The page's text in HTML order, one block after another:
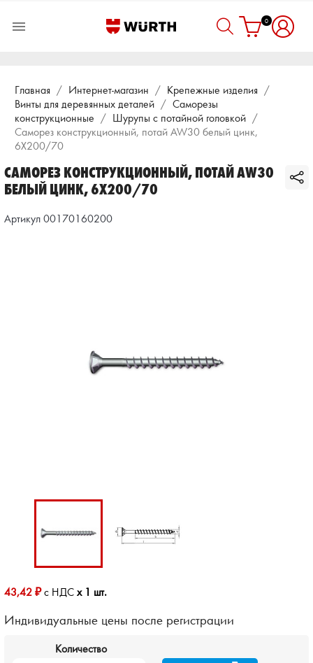
 0
Главная Интернет-магазин
Крепежные изделия
Винты для деревянных деталей
Саморезы
конструкционные
Шурупы с потайной головкой
Саморез конструкционный, потай AW30 белый цинк,
6X200/70
САМОРЕЗ КОНСТРУКЦИОННЫЙ, ПОТАЙ AW30
БЕЛЫЙ ЦИНК, 6X200/70
Артикул 00170160200
43,42 ₽с НДСx 1 шт.
Индивидуальные цены после регистрации
Количество